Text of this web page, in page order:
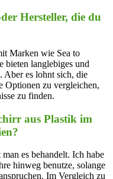
Hersteller,⁣ die du⁣
Marken wie Sea to
bieten langlebiges und
Aber es lohnt sich, die
Optionen zu vergleichen,
zu finden.
aus⁤ Plastik im
es behandelt. Ich ​habe
hinweg benutze, solange
Im ⁣Vergleich zu